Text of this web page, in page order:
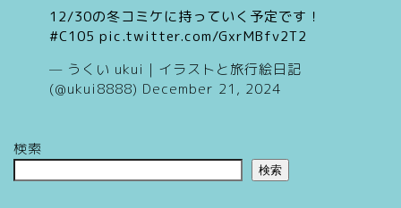
12/30の冬コミケに持っていく予定です！
#C105 pic.twitter.com/GxrMBfv2T2
— うくい ukui｜イラストと旅行絵日記
(@ukui8888) December 21, 2024
検索
検索